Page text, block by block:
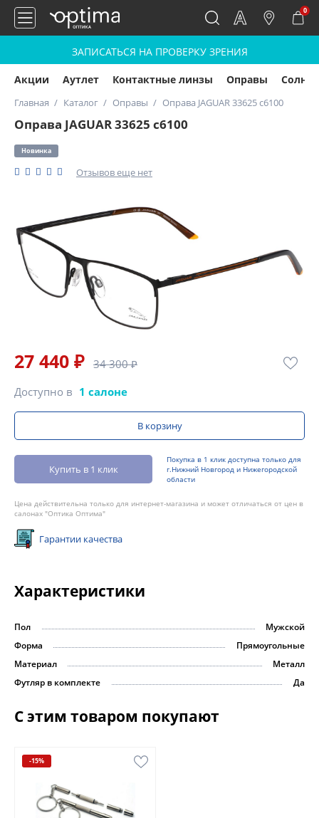
0
ЗАПИСАТЬСЯ НА ПРОВЕРКУ ЗРЕНИЯ
Акции Аутлет Контактные линзы Оправы
Главная Каталог Оправы Оправа JAGUAR 33625 c6100
Оправа JAGUAR 33625 c6100
Новинка
Отзывов еще нет
27 440 ₽ 34 300 ₽
Доступно в 1 салоне
В корзину
Купить в 1 клик
Покупка в 1 клик доступна только для
г.Нижний Новгород и Нижегородской
области
Цена действительна только для интернет-магазина и может отличаться от цен в
салонах "Оптика Оптима"
Гарантии качества
Характеристики
Пол
Мужской
Форма
Прямоугольные
Материал
Металл
Футляр в комплекте
Да
С этим товаром покупают
-15%